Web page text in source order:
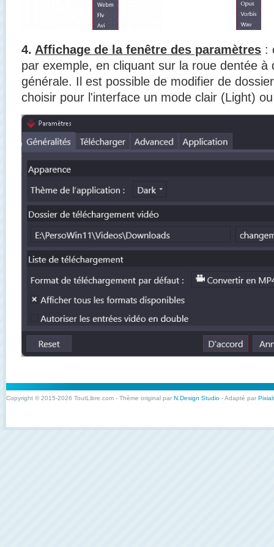
4. Affichage de la fenêtre des paramètres :
par exemple, en cliquant sur la roue dentée à
générale. Il est possible de modifier de
choisir pour l'interface un mode clair (Light)
Copyright © 2015-2026 ToutLibre.com - Thème original par N.Design Studio - Adapté par